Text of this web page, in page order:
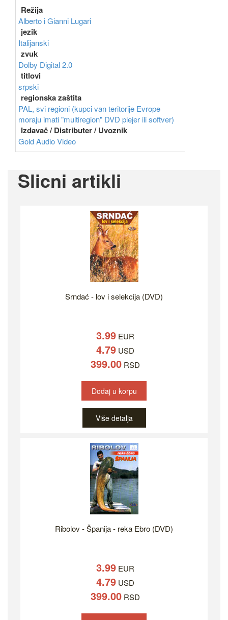
Režija
Alberto i Gianni Lugari
jezik
Italijanski
zvuk
Dolby Digital 2.0
titlovi
srpski
regionska zaštita
PAL, svi regioni (kupci van teritorije Evrope
moraju imati "multiregion" DVD plejer ili softver)
Izdavač / Distributer / Uvoznik
Gold Audio Video
Slicni artikli
Srndać - lov i selekcija (DVD)
3.99 EUR
4.79 USD
399.00 RSD
Dodaj u korpu
Više detalja
Ribolov - Španija - reka Ebro (DVD)
3.99 EUR
4.79 USD
399.00 RSD